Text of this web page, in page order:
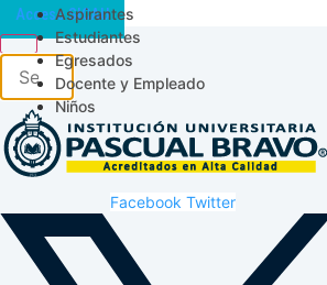
Aspirantes
Estudiantes
Egresados
Docente y Empleado
Niños
Acceso SICAU
Facebook Twitter